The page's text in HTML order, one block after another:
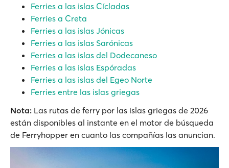
Ferries a las islas Cícladas
Ferries a Creta
Ferries a las islas Jónicas
Ferries a las islas Sarónicas
Ferries a las islas del Dodecaneso
Ferries a las islas Espóradas
Ferries a las islas del Egeo Norte
Ferries entre las islas griegas
Nota: Las rutas de ferry por las islas griegas de 2026
están disponibles al instante en el motor de búsqueda
de Ferryhopper en cuanto las compañías las anuncian.